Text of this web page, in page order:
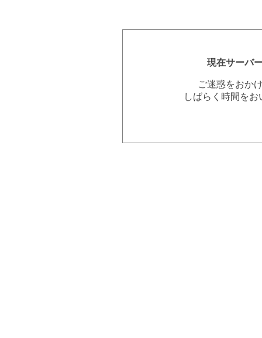
現在サーバ
ご迷惑をおか
しばらく時間を